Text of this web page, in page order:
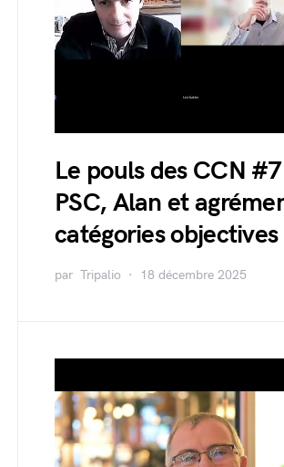
Le pouls des CCN
PSC, Alan et
catégories objectives
par Tripalio 18 décembre 2025